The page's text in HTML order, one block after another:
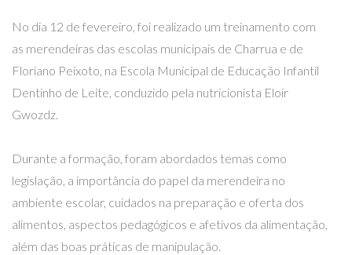
No dia 12 de fevereiro, foi realizado um treinamento com
as merendeiras das escolas municipais de Charrua e de
Floriano Peixoto, na Escola Municipal de Educação Infantil
Dentinho de Leite, conduzido pela nutricionista Eloir
Gwozdz.
Durante a formação, foram abordados temas como
legislação, a importância do papel da merendeira no
ambiente escolar, cuidados na preparação e oferta dos
alimentos, aspectos pedagógicos e afetivos da alimentação,
além das boas práticas de manipulação.